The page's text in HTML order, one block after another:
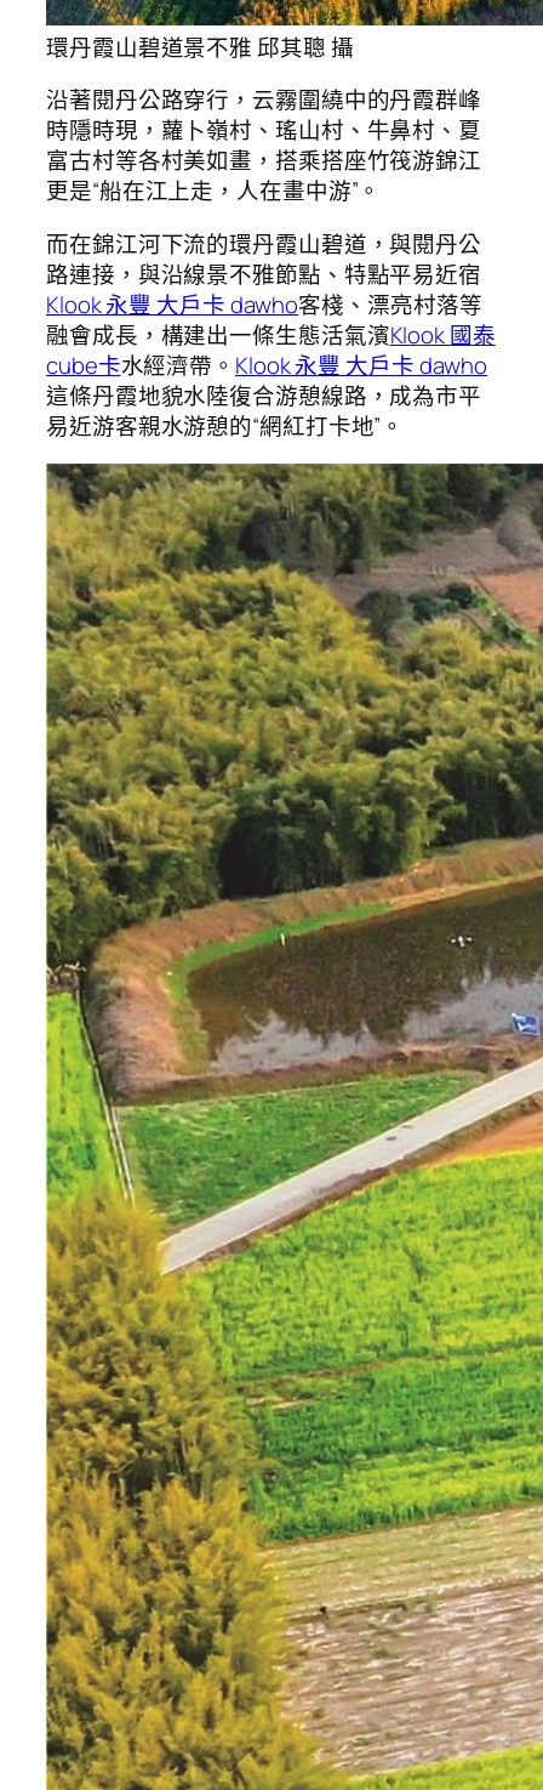
環丹霞山碧道景不雅 邱其聰 攝
沿著閱丹公路穿行，云霧圍繞中的丹霞群峰
時隱時現，蘿卜嶺村、瑤山村、牛鼻村、夏
富古村等各村美如畫，搭乘搭座竹筏游錦江
更是“船在江上走，人在畫中游”。
而在錦江河下流的環丹霞山碧道，與閱丹公
路連接，與沿線景不雅節點、特點平易近宿
Klook 永豐 大戶卡 dawho客棧、漂亮村落等
融會成長，構建出一條生態活氣濱Klook 國泰
cube卡水經濟帶。 Klook 永豐 大戶卡 dawho
這條丹霞地貌水陸復合游憩線路，成為市平
易近游客親水游憩的“網紅打卡地”。